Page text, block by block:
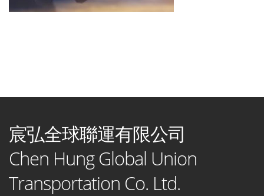
宸弘全球聯運有限公司
Chen Hung Global Union
Transportation Co. Ltd.